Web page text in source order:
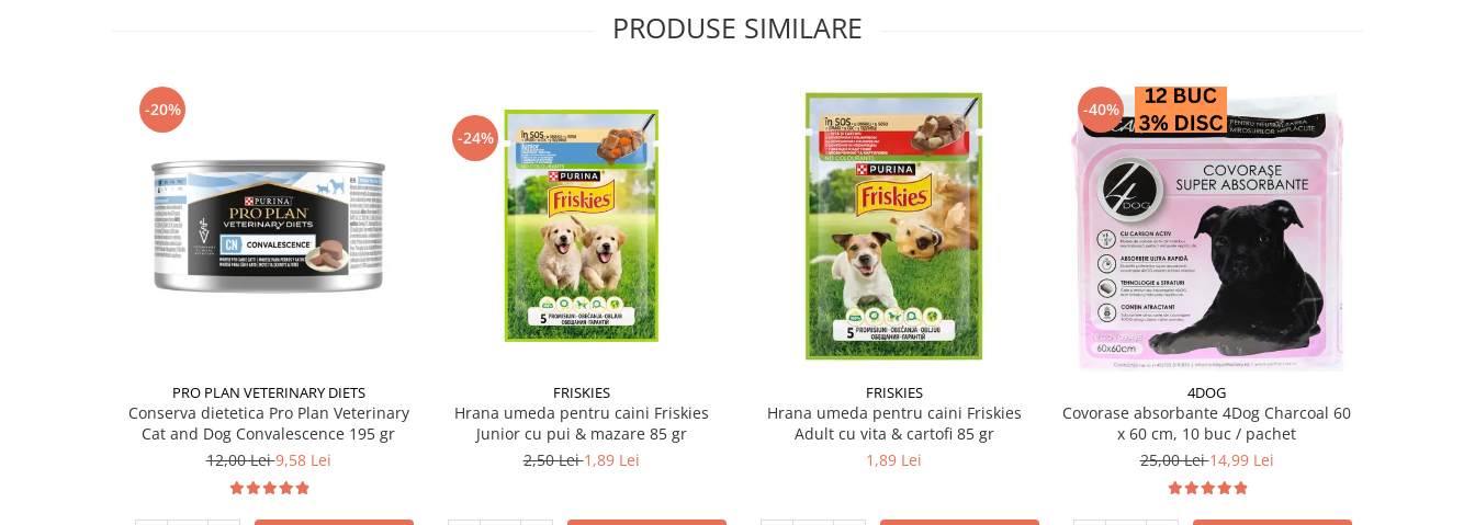
PRODUSE SIMILARE
-20%
PRO PLAN VETERINARY DIETS
Conserva dietetica Pro Plan Veterinary
Cat and Dog Convalescence 195 gr
12,00 Lei9,58 Lei
-24%
FRISKIES
Hrana umeda pentru caini Friskies
Junior cu pui & mazare 85 gr
2,50 Lei1,89 Lei
FRISKIES
Hrana umeda pentru caini Friskies
Adult cu vita & cartofi 85 gr
1,89 Lei
-40%
4DOG
Covorase absorbante 4Dog Charcoal 60
x 60 cm, 10 buc / pachet
25,00 Lei14,99 Lei